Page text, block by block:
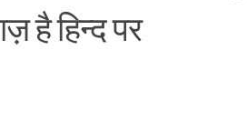
है हिन्द पर